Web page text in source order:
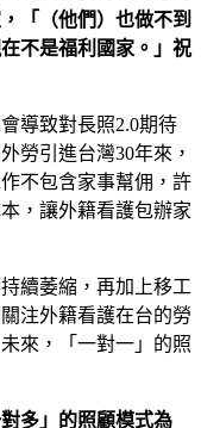
「（他們）也做不到
不是福利國家。」祝
導致對長照2.0期待
勞引進台灣30年來，
不包含家事幫佣，許
，讓外籍看護包辦家
續萎縮，再加上移工
注外籍看護在台的勞
來，「一對一」的照
多」的照顧模式為